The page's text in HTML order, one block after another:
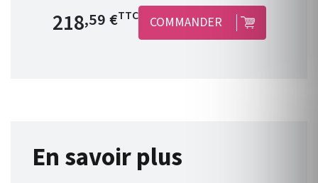
suspendu . Chants du meuble :
en PVC et colle PUR .
Disponible en 9 coloris .
éventail de possibilités pour
une salle de bain qui vous
Prix de base
218,59 €TTC COMMANDER
En savoir plus